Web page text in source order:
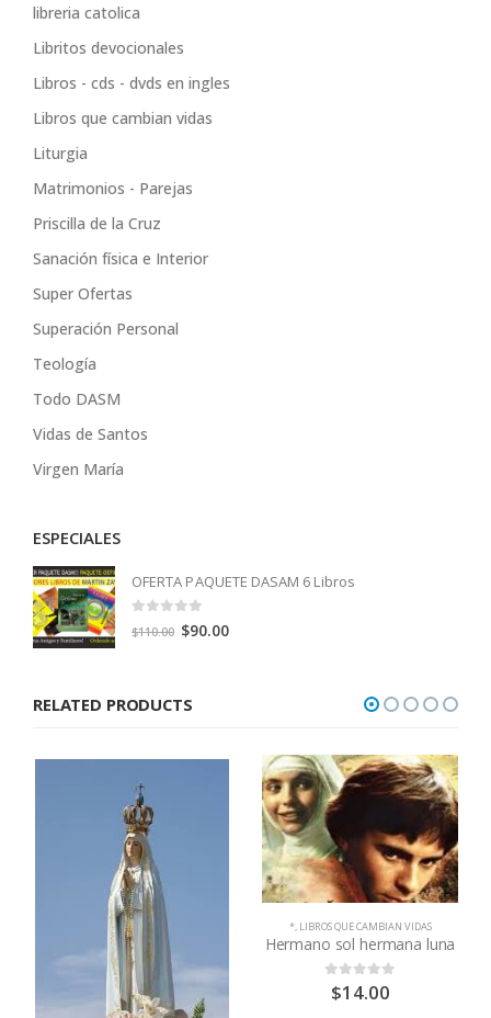
libreria catolica
Libritos devocionales
Libros - cds - dvds en ingles
Libros que cambian vidas
Liturgia
Matrimonios - Parejas
Priscilla de la Cruz
Sanación física e Interior
Super Ofertas
Superación Personal
Teología
Todo DASM
Vidas de Santos
Virgen María
ESPECIALES
OFERTA PAQUETE DASAM 6 Libros
out of 5
$110.00 Original
$110.00.
$90.00Current
RELATED PRODUCTS
*, LIBROS QUE CAMBIAN VIDAS
Hermano sol hermana luna
out of 5
$14.00